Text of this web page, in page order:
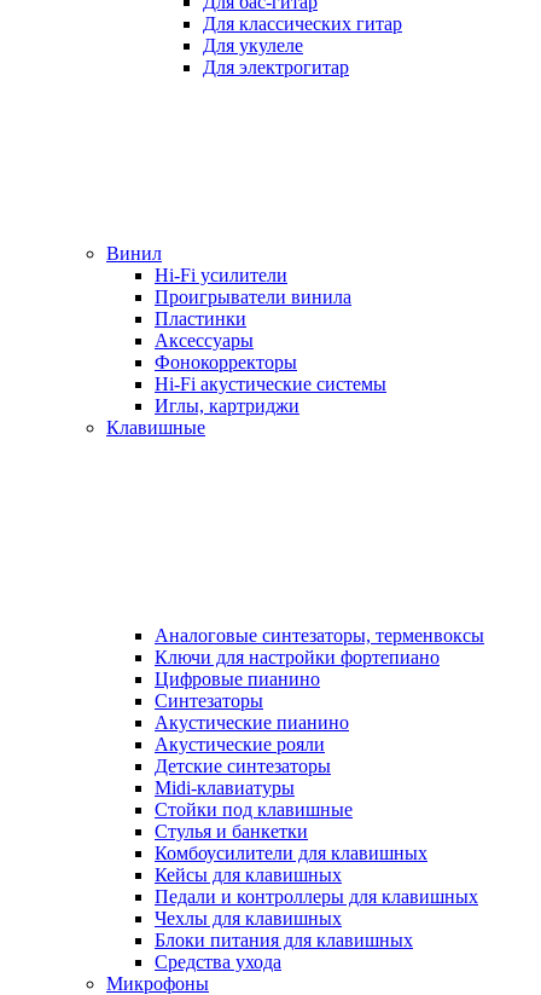
Для классических гитар
Для укулеле
Для электрогитар
Винил
Hi-Fi усилители
Проигрыватели винила
Пластинки
Аксессуары
Фонокорректоры
Hi-Fi акустические системы
Иглы, картриджи
Клавишные
Аналоговые синтезаторы, терменвоксы
Ключи для настройки фортепиано
Цифровые пианино
Синтезаторы
Акустические пианино
Акустические рояли
Детские синтезаторы
Midi-клавиатуры
Стойки под клавишные
Стулья и банкетки
Комбоусилители для клавишных
Кейсы для клавишных
Педали и контроллеры для клавишных
Чехлы для клавишных
Блоки питания для клавишных
Средства ухода
Микрофоны